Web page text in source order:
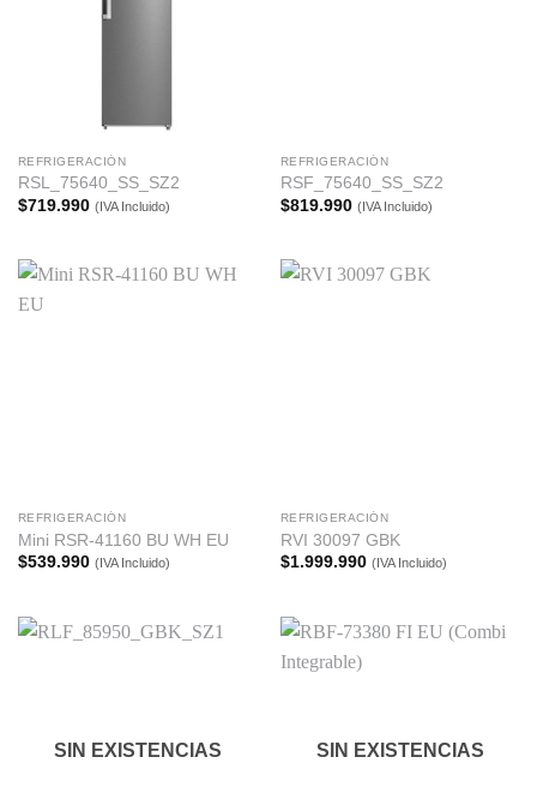
REFRIGERACIÓN
RSL_75640_SS_SZ2
$719.990 (IVA Incluido)
REFRIGERACIÓN
RSF_75640_SS_SZ2
$819.990 (IVA Incluido)
REFRIGERACIÓN
Mini RSR-41160 BU WH EU
$539.990 (IVA Incluido)
REFRIGERACIÓN
RVI 30097 GBK
$1.999.990 (IVA Incluido)
SIN EXISTENCIAS SIN EXISTENCIAS